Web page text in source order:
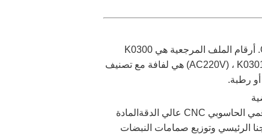
هذا هو ملف الكهرباء الصلبة QR CY123 N282 C53056N مثبت على صمامات نبض الحاجز من سلسلة Goyen CA. أرقام الملف المرجعية هي K0300
(AC220V) ، K0301 (AC110V) ، K0302 (AC24V) ، K0303 (DC110V) ،K0304 (DC48V)، K0305 (DC24V) ، K306 (DC12V). QR هي لفافة مع تصنيف
N282/CY123/C53056N/CA25T/CA45T/CA76T،مصنوعة من سلك نحاس عالي الجودة ومصنوع من التحكم الرقمي الحاسوبي CNC عالي الدقةالمادة
الرئيسي وتوزيع صمامات النبضات